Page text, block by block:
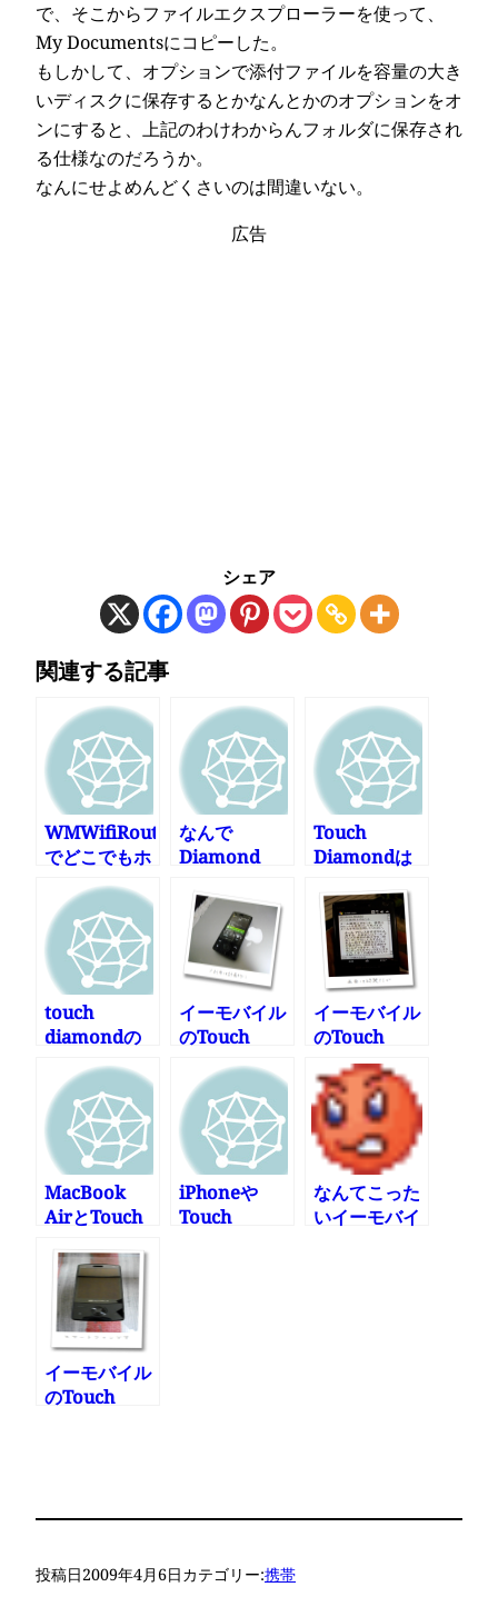
で、そこからファイルエクスプローラーを使って、
My Documentsにコピーした。
もしかして、オプションで添付ファイルを容量の大き
いディスクに保存するとかなんとかのオプションをオ
ンにすると、上記のわけわからんフォルダに保存され
る仕様なのだろうか。
なんにせよめんどくさいのは間違いない。
広告
シェア
関連する記事
WMWifiRouter
でどこでもホ
ットスポット
なんで
Diamond
が出ちゃうの
か
Touch
Diamondは
touch
diamondの
電池が半日し
か持ちません
現象
イーモバイル
のTouch
Diamondを
買ってしまっ
た その弐
イーモバイル
のTouch
Diamondを
買ってしまっ
た その参
MacBook
AirとTouch
性が悪いみた
い
iPhoneや
Touch
なんてこった
いイーモバイ
イーモバイル
のTouch
投稿日2009年4月6日カテゴリー:携帯